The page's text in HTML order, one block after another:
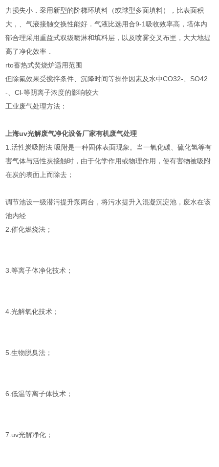
力损失小．采用新型的阶梯环填料（或球型多面填料），比表面积
大，、气液接触交换性能好．气液比选用合9-1吸收效率高，塔体内
部合理采用重益式双级喷淋和填料层，以及喷雾交叉布里，大大地提
高了净化效率．
rto蓄热式焚烧炉适用范围
但除氟效果受搅拌条件、沉降时间等操作因素及水中CO32-、SO42
-、Cl-等阴离子浓度的影响较大
工业废气处理方法：
上海uv光解废气净化设备厂家有机废气处理
1.活性炭吸附法 吸附是一种固体表面现象。当一氧化碳、硫化氢等有
害气体与活性炭接触时，由于化学作用或物理作用，使有害物被吸附
在炭的表面上而除去；
调节池设一级潜污提升泵两台，将污水提升入混凝沉淀池，废水在该
池内经
2.催化燃烧法；
3.等离子体净化技术；
4.光解氧化技术；
5.生物脱臭法；
6.低温等离子体技术；
7.uv光解净化；